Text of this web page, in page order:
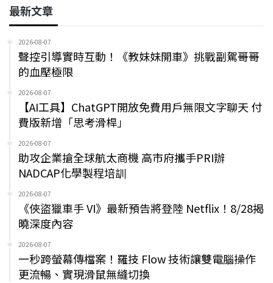
最新文章
2026-08-07
聲控引導實時互動！《教妹妹開車》挑戰副駕哥哥
的血壓極限
2026-08-07
【AI工具】ChatGPT開放免費用戶無限文字聊天 付
費版新增「思考滑桿」
2026-08-07
助攻企業搶全球航太商機 高市府攜手PRI辦
NADCAP化學製程培訓
2026-08-07
《俠盜獵車手 VI》最新預告將登陸 Netflix！8/28揭
曉深度內容
2026-08-07
一秒跨螢幕傳檔案！羅技 Flow 技術讓雙電腦操作
更流暢、實現滑鼠無縫切換